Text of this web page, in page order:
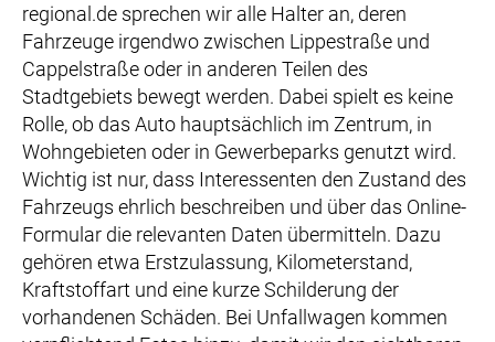
regional.de sprechen wir alle Halter an, deren
Fahrzeuge irgendwo zwischen Lippestraße und
Cappelstraße oder in anderen Teilen des
Stadtgebiets bewegt werden. Dabei spielt es keine
Rolle, ob das Auto hauptsächlich im Zentrum, in
Wohngebieten oder in Gewerbeparks genutzt wird.
Wichtig ist nur, dass Interessenten den Zustand des
Fahrzeugs ehrlich beschreiben und über das Online-
Formular die relevanten Daten übermitteln. Dazu
gehören etwa Erstzulassung, Kilometerstand,
Kraftstoffart und eine kurze Schilderung der
vorhandenen Schäden. Bei Unfallwagen kommen